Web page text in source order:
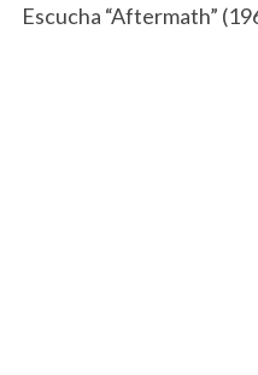
Escucha “Aftermath”